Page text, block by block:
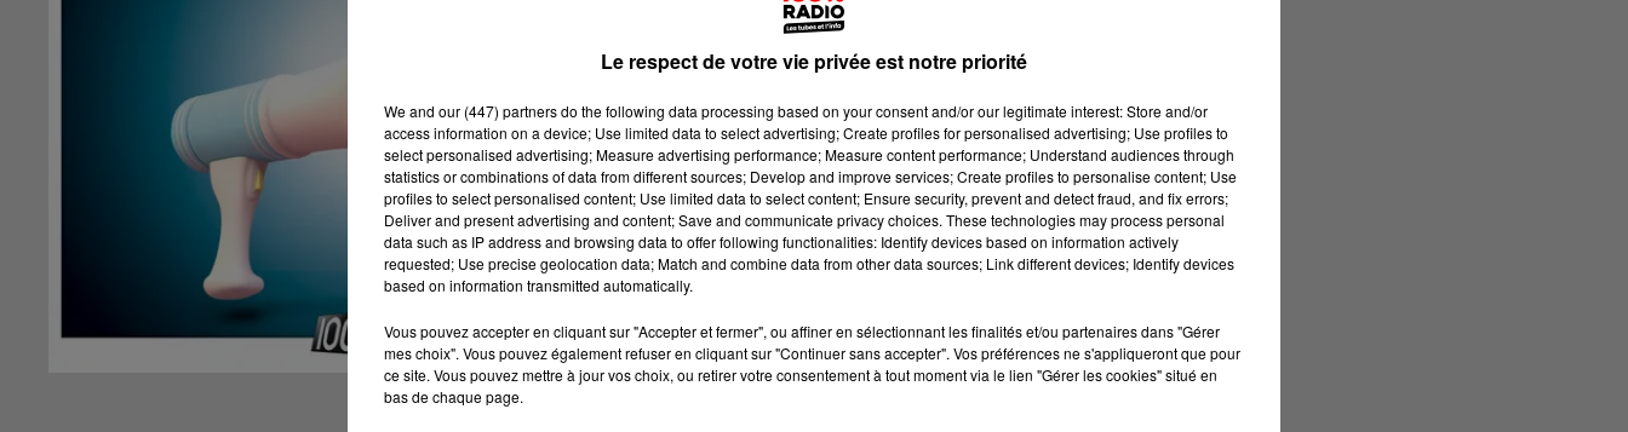
Le respect de votre vie privée est notre priorité
We and our (447) partnersdo the following data processing based on your consent and/or our legitimate interest: Store and/or
access information on a device; Use limited data to select advertising; Create profiles for personalised advertising; Use profiles to
select personalised advertising; Measure advertising performance; Measure content performance; Understand audiences through
statistics or combinations of data from different sources; Develop and improve services; Create profiles to personalise content; Use
profiles to select personalised content; Use limited data to select content; Ensure security, prevent and detect fraud, and fix errors;
Deliver and present advertising and content; Save and communicate privacy choices. These technologies may process personal
data such as IP address and browsing data to offer following functionalities: Identify devices based on information actively
requested; Use precise geolocation data; Match and combine data from other data sources; Link different devices; Identify devices
based on information transmitted automatically.
Vous pouvez accepter en cliquant sur "Accepter et fermer", ou affiner en sélectionnant les finalités et/ou partenaires dans "Gérer
mes choix". Vous pouvez également refuser en cliquant sur "Continuer sans accepter". Vos préférences ne s'appliqueront que pour
ce site. Vous pouvez mettre à jour vos choix, ou retirer votre consentement à tout moment via le lien "Gérer les cookies" situé en
bas de chaque page.